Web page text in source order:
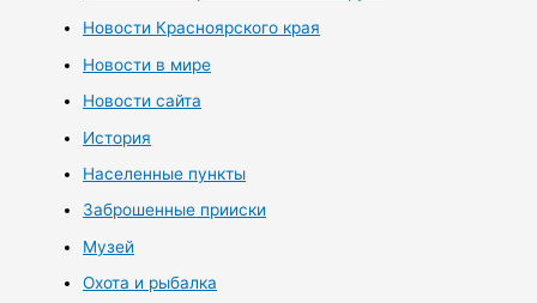
Новости Красноярского края
Новости в мире
Новости сайта
История
Населенные пункты
Заброшенные прииски
Музей
Охота и рыбалка